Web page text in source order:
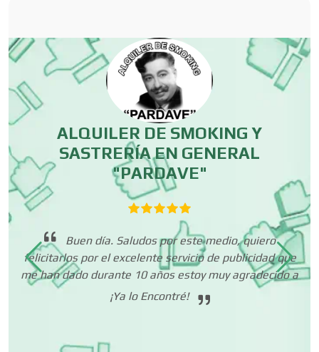
Centros Comerciales
Centros de Espectáculos
Centros de Nutrición
Cerrajerías
Cibercafés
ALQUILER DE SMOKING Y
SASTRERÍA EN GENERAL
"PARDAVE"
Buen día. Saludos por este medio, quiero
felicitarlos por el excelente servicio de publicidad que
me han dado durante 10 años estoy muy agradecido a
¡Ya lo Encontré!